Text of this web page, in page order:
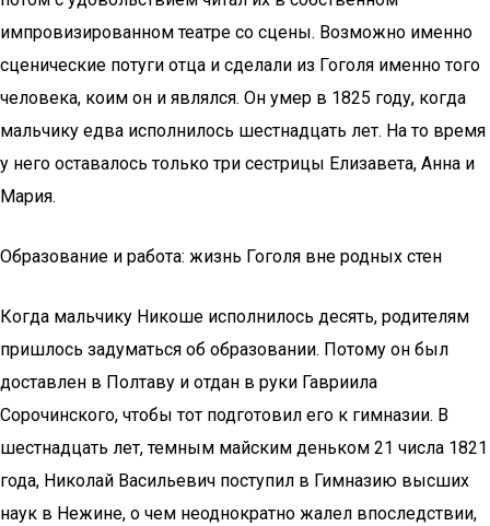
импровизированном театре со сцены. Возможно именно
сценические потуги отца и сделали из Гоголя именно того
человека, коим он и являлся. Он умер в 1825 году, когда
мальчику едва исполнилось шестнадцать лет. На то время
у него оставалось только три сестрицы Елизавета, Анна и
Мария.
Образование и работа: жизнь Гоголя вне родных стен
Когда мальчику Никоше исполнилось десять, родителям
пришлось задуматься об образовании. Потому он был
доставлен в Полтаву и отдан в руки Гавриила
Сорочинского, чтобы тот подготовил его к гимназии. В
шестнадцать лет, темным майским деньком 21 числа 1821
года, Николай Васильевич поступил в Гимназию высших
наук в Нежине, о чем неоднократно жалел впоследствии,